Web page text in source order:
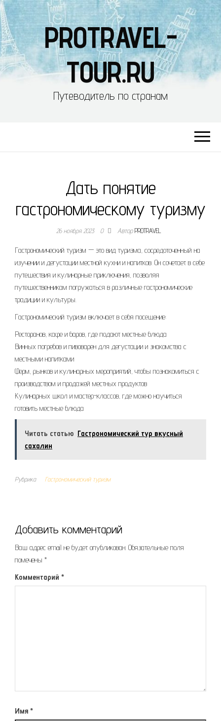
PROTRAVEL-
TOUR.RU
Путеводитель по странам
Дать понятие
гастрономическому туризму
26 ноября 2023 0 АвторPROTRAVEL
Гастрономический туризм — это вид туризма, сосредоточенный на
изучении и дегустации местной кухни и напитков. Он сочетает в себе
путешествия и кулинарные приключения, позволяя
путешественникам погружаться в различные гастрономические
традиции и культуры.
Гастрономический туризм включает в себя посещение:
Ресторанов, кафе и баров, где подают местные блюда
Винных погребов и пивоварен для дегустации и знакомства с
местными напитками
Ферм, рынков и кулинарных мероприятий, чтобы познакомиться с
производством и продажей местных продуктов
Кулинарных школ и мастер-классов, где можно научиться
готовить местные блюда
Читать статью Гастрономический тур вкусный
сахалин
Рубрика Гастрономический туризм
Добавить комментарий
Ваш адрес email не будет опубликован. Обязательные поля
помечены *
Комментарий *
Имя *